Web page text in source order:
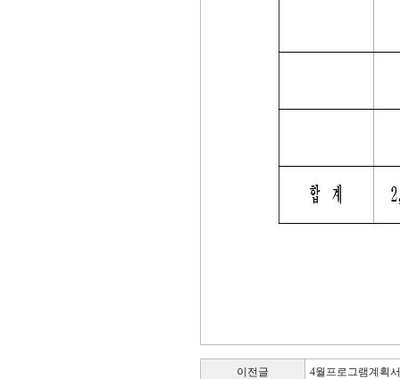
이전글 4월프로그램계획서